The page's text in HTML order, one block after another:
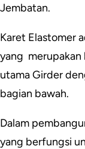
Jembatan.
Karet Elastomer
yang merupakan
utama Girder
bagian bawah.
Dalam
yang berfungsi